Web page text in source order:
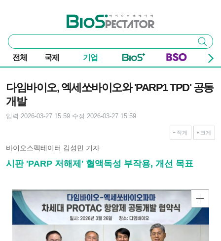
바이오스펙테이터
통
합
검
색
검색
전체 국제 기업
다임바이오, 엑세쏘바이오와 'PARP1 TPD' 공동
개발
입력 2026-03-27 15:59 수정 2026-03-27 15:59
작게 크게
바이오스펙테이터 김성민 기자
시판 'PARP 저해제' 혈액독성 부작용, 개선 목표